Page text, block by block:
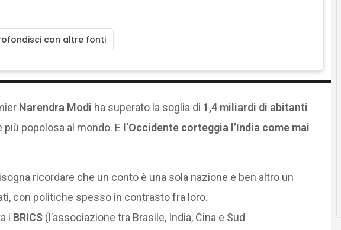
con altre fonti
Narendra Modi ha superato la soglia di 1,4 miliardi di abitanti
popolosa al mondo. E l’Occidente corteggia l’India come mai
ricordare che un conto è una sola nazione e ben altro un
con politiche spesso in contrasto fra loro.
i BRICS(l’associazione tra Brasile, India, Cina e Sud